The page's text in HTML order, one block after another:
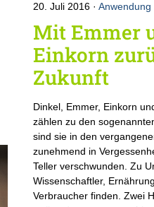
20. Juli 2016 Anwendung
Mit Emmer
Einkorn
Zukunft
Dinkel, Emmer, Einkorn
zählen zu den
sind sie in den
zunehmend in
Teller verschwunden. Zu
Wissenschaftler,
Verbraucher finden. Zwei